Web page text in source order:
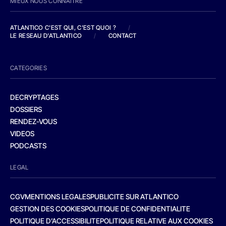
ATLANTICO C'EST QUI, C'EST QUOI ?
/
LE RESEAU D'ATLANTICO
/ CONTACT
CATEGORIES
DECRYPTAGES
DOSSIERS
RENDEZ-VOUS
VIDEOS
PODCASTS
LEGAL
CGVMENTIONS LEGALESPUBLICITE SUR ATLANTICO
GESTION DES COOKIESPOLITIQUE DE CONFIDENTIALITE
POLITIQUE D’ACCESSIBILITEPOLITIQUE RELATIVE AUX COOKIES